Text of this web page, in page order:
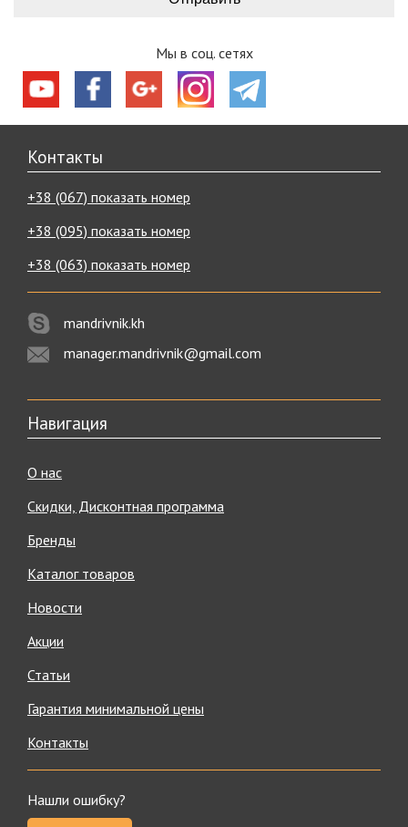
Мы в соц. сетях
Контакты
+38 (067) показать номер
+38 (095) показать номер
+38 (063) показать номер
mandrivnik.kh
manager.mandrivnik@gmail.com
Навигация
О нас
Скидки, Дисконтная программа
Бренды
Каталог товаров
Новости
Акции
Статьи
Гарантия минимальной цены
Контакты
Нашли ошибку?